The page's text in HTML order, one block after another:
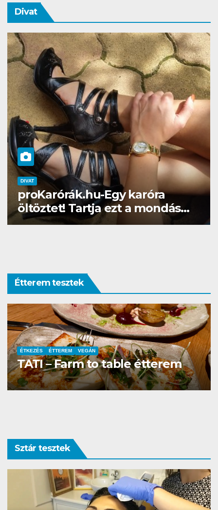
Divat
DIVAT SZÉPSÉG
Gél lakk otthon? Naná, a
Brillbirddel simán!
Étterem tesztek
ÉTTEREM
La Villa Étterem és Pizzéria
Sztár tesztek